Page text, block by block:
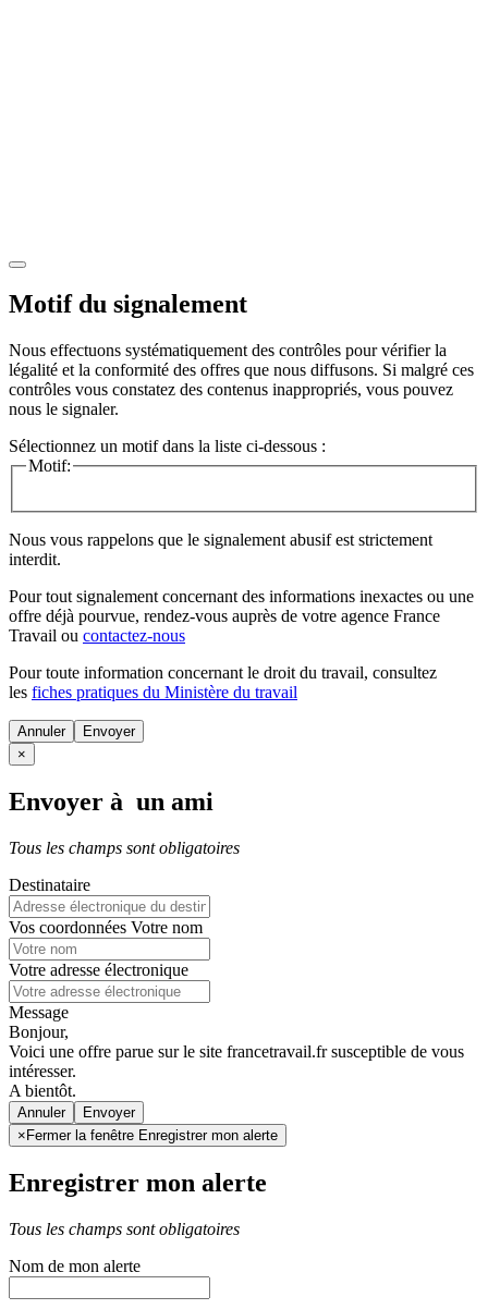
Motif du signalement
Nous effectuons systématiquement des contrôles pour vérifier la
légalité et la conformité des offres que nous diffusons. Si malgré ces
contrôles vous constatez des contenus inappropriés, vous pouvez
nous le signaler.
Sélectionnez un motif dans la liste ci-dessous :
Motif:
Nous vous rappelons que le signalement abusif est strictement
interdit.
Pour tout signalement concernant des informations inexactes ou une
offre déjà pourvue, rendez-vous auprès de votre agence France
Travail ou contactez-nous
Pour toute information concernant le droit du travail, consultez
les fiches pratiques du Ministère du travail
Annuler
×
Envoyer à un ami
Tous les champs sont obligatoires
Destinataire
Vos coordonnées Votre nom
Votre adresse électronique
Message
Bonjour,
Voici une offre parue sur le site francetravail.fr susceptible de vous
intéresser.
A bientôt.
Annuler
× Fermer la fenêtre Enregistrer mon alerte
Enregistrer mon alerte
Tous les champs sont obligatoires
Nom de mon alerte